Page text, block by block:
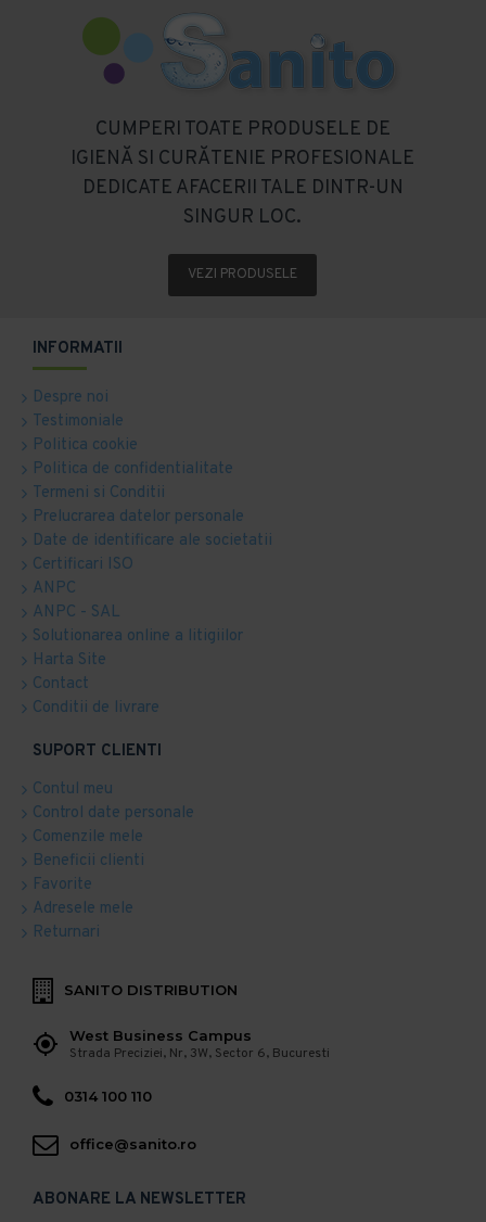
CUMPERI TOATE PRODUSELE DE
IGIENĂ SI CURĂTENIE PROFESIONALE
DEDICATE AFACERII TALE DINTR-UN
SINGUR LOC.
VEZI PRODUSELE
INFORMATII
Despre noi
Testimoniale
Politica cookie
Politica de confidentialitate
Termeni si Conditii
Prelucrarea datelor personale
Date de identificare ale societatii
Certificari ISO
ANPC
ANPC - SAL
Solutionarea online a litigiilor
Harta Site
Contact
Conditii de livrare
SUPORT CLIENTI
Contul meu
Control date personale
Comenzile mele
Beneficii clienti
Favorite
Adresele mele
Returnari
SANITO DISTRIBUTION
West Business Campus
Strada Preciziei, Nr, 3W, Sector 6, Bucuresti
0314 100 110
office@sanito.ro
ABONARE LA NEWSLETTER